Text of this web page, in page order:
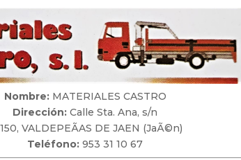
Nombre:MATERIALES CASTRO
Dirección: Calle Sta. Ana, s/n
VALDEPEÃAS DE JAEN (JaÃ©n)
Teléfono: 953 31 10 67